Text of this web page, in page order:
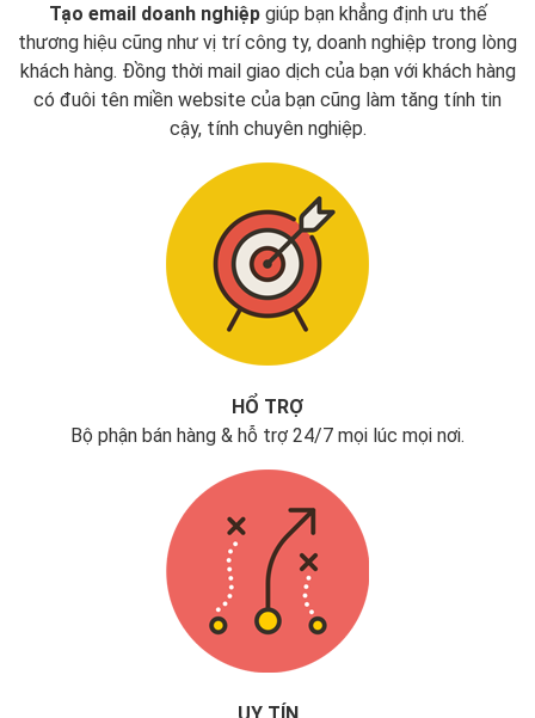
Tạo email doanh nghiệpgiúp bạn khẳng định ưu thế
thương hiệu cũng như vị trí công ty, doanh nghiệp trong lòng
khách hàng. Đồng thời mail giao dịch của bạn với khách hàng
có đuôi tên miền website của bạn cũng làm tăng tính tin
cậy, tính chuyên nghiệp.
HỔ TRỢ
Bộ phận bán hàng & hỗ trợ 24/7 mọi lúc mọi nơi.